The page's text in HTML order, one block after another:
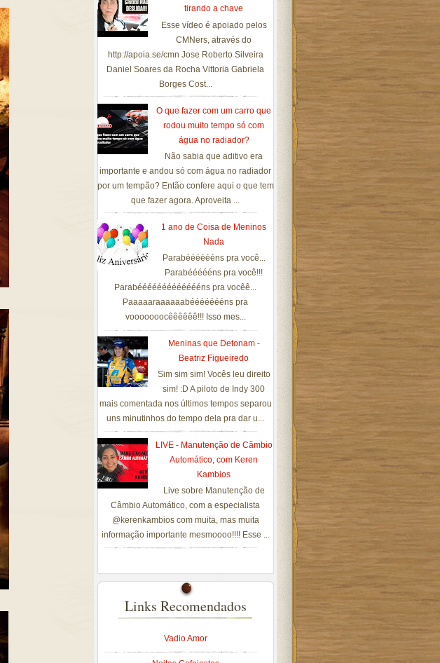
tirando a chave
Esse vídeo é apoiado pelos
CMNers, através do
http://apoia.se/cmn Jose Roberto Silveira
Daniel Soares da Rocha Vittoria Gabriela
Borges Cost...
O que fazer com um carro que
rodou muito tempo só com
água no radiador?
Não sabia que aditivo era
importante e andou só com água no radiador
por um tempão? Então confere aqui o que tem
que fazer agora. Aproveita ...
1 ano de Coisa de Meninos
Nada
Parabééééééns pra você...
Parabéééééns pra você!!!
Parabéééééééééééééns pra vocêê...
Paaaaaraaaaaabéééééééns pra
vooooooocêêêêêê!!! Isso mes...
Meninas que Detonam -
Beatriz Figueiredo
Sim sim sim! Vocês leu direito
sim! :D A piloto de Indy 300
mais comentada nos últimos tempos separou
uns minutinhos do tempo dela pra dar u...
LIVE - Manutenção de Câmbio
Automático, com Keren
Kambios
Live sobre Manutenção de
Câmbio Automático, com a especialista
@kerenkambios com muita, mas muita
informação importante mesmoooo!!!! Esse ...
Links Recomendados
Vadio Amor